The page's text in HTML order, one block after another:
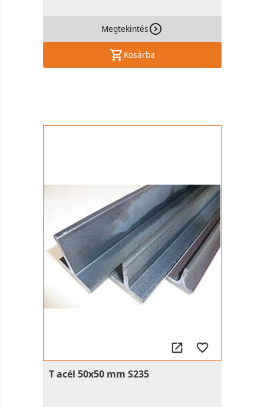
Megtekintés
Kosárba
T acél 50x50 mm S235